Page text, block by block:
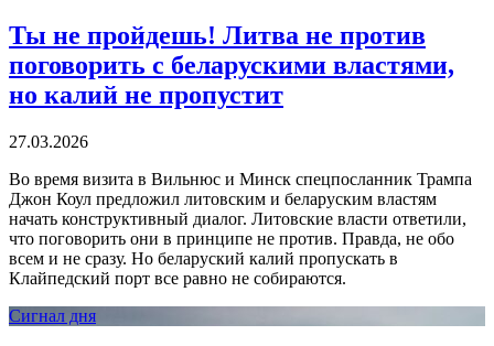
Ты не пройдешь! Литва не против
поговорить с беларускими властями,
но калий не пропустит
27.03.2026
Во время визита в Вильнюс и Минск спецпосланник Трампа
Джон Коул предложил литовским и беларуским властям
начать конструктивный диалог. Литовские власти ответили,
что поговорить они в принципе не против. Правда, не обо
всем и не сразу. Но беларуский калий пропускать в
Клайпедский порт все равно не собираются.
Сигнал дня